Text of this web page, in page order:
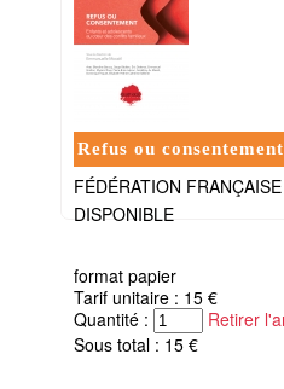
Refus ou
FÉDÉRATION
DISPONIBLE
format papier
Tarif unitaire : 15 €
Quantité :
Retirer
Sous total : 15 €